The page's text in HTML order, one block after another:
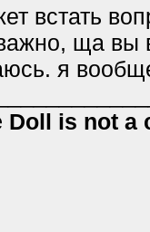
встать
ща вы
я
Doll is not a